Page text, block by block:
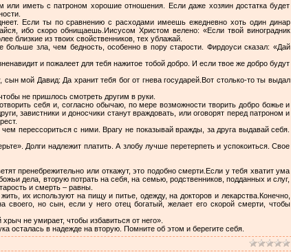
иметь с патроном хорошие отношения. Если даже хозяин достатка будет
Если ты по сравнению с расходами имеешь ежедневно хоть один динар
ибо скоро обнищаешь.Иисусом Христом велено: «Если твой виноградник
близкие из твоих свойственников, тех ублажай.
зла, чем бедность, особенно в пору старости. Фирдоуси сказал: «Дай
и пожалеет для тебя нажитое тобой добро. И если твое же добро будут
мой Давид: Да хранит тебя бог от гнева государей.Вот столько-то ты выдал
не пришлось смотреть другим в руки.
себя и, согласно обычаю, по мере возможности творить добро божье и
завистники и доносчики станут враждовать, или оговорят перед патроном и
перессориться с ними. Врагу не показывай вражды, за друга выдавай себя.
Долги надлежит платить. А злобу лучше перетерпеть и успокоиться. Свое
пренебрежительно или откажут, это подобно смерти.Если у тебя хватит ума
дела, вторую потрать на себя, на семью, родственников, подданных и слуг,
и смерть – равны.
их используют на пищу и питье, одежду, на докторов и лекарства.Конечно,
но сын, если у него отец богатый, желает его скорой смерти, чтобы
не умирает, чтобы избавиться от него».
осталась в надежде на вторую. Помните об этом и берегите себя.